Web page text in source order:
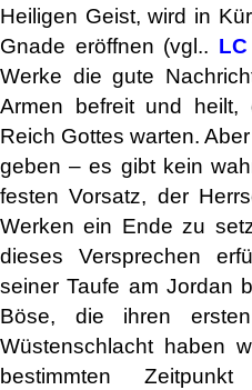
Heiligen Geist, wird in
Gnade eröffnen (vgl..
Werke die gute
Armen befreit und
Reich Gottes warten.
geben – es gibt kein
festen Vorsatz, der
Werken ein Ende zu
dieses Versprechen
seiner Taufe am Jordan
Böse, die ihren
Wüstenschlacht haben
bestimmten